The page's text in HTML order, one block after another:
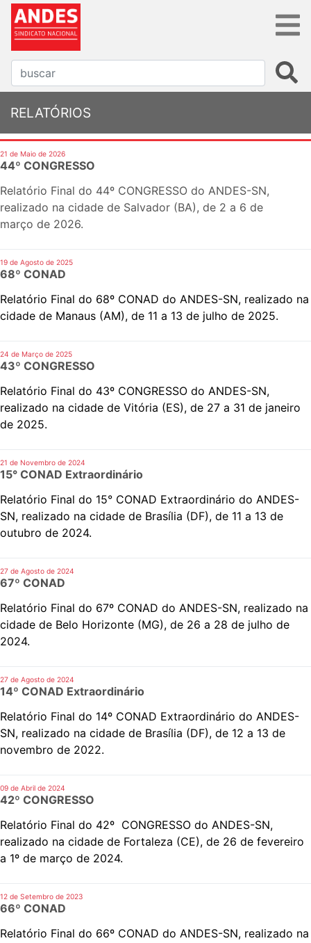
RELATÓRIOS
21 de Maio de 2026
44º CONGRESSO
Relatório Final do 44º CONGRESSO do ANDES-SN,
realizado na cidade de Salvador (BA), de 2 a 6 de
março de 2026.
19 de Agosto de 2025
68º CONAD
Relatório Final do 68º CONAD do ANDES-SN, realizado na
cidade de Manaus (AM), de 11 a 13 de julho de 2025.
24 de Março de 2025
43º CONGRESSO
Relatório Final do 43º CONGRESSO do ANDES-SN,
realizado na cidade de Vitória (ES), de 27 a 31 de janeiro
de 2025.
21 de Novembro de 2024
15° CONAD Extraordinário
Relatório Final do 15° CONAD Extraordinário do ANDES-
SN, realizado na cidade de Brasília (DF), de 11 a 13 de
outubro de 2024.
27 de Agosto de 2024
67º CONAD
Relatório Final do 67º CONAD do ANDES-SN, realizado na
cidade de Belo Horizonte (MG), de 26 a 28 de julho de
2024.
27 de Agosto de 2024
14º CONAD Extraordinário
Relatório Final do 14º CONAD Extraordinário do ANDES-
SN, realizado na cidade de Brasília (DF), de 12 a 13 de
novembro de 2022.
09 de Abril de 2024
42º CONGRESSO
Relatório Final do 42º CONGRESSO do ANDES-SN,
realizado na cidade de Fortaleza (CE), de 26 de fevereiro
a 1º de março de 2024.
12 de Setembro de 2023
66º CONAD
Relatório Final do 66º CONAD do ANDES-SN, realizado na